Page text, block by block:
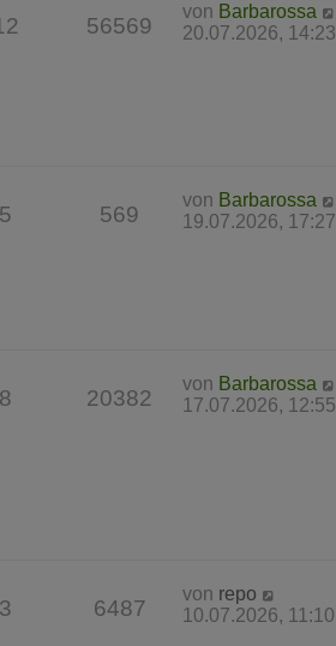
56569
von Barbarossa
20.07.2026, 14:23
5 569
von Barbarossa
19.07.2026, 17:27
8 20382
von Barbarossa
17.07.2026, 12:55
3 6487
von repo
10.07.2026, 11:10